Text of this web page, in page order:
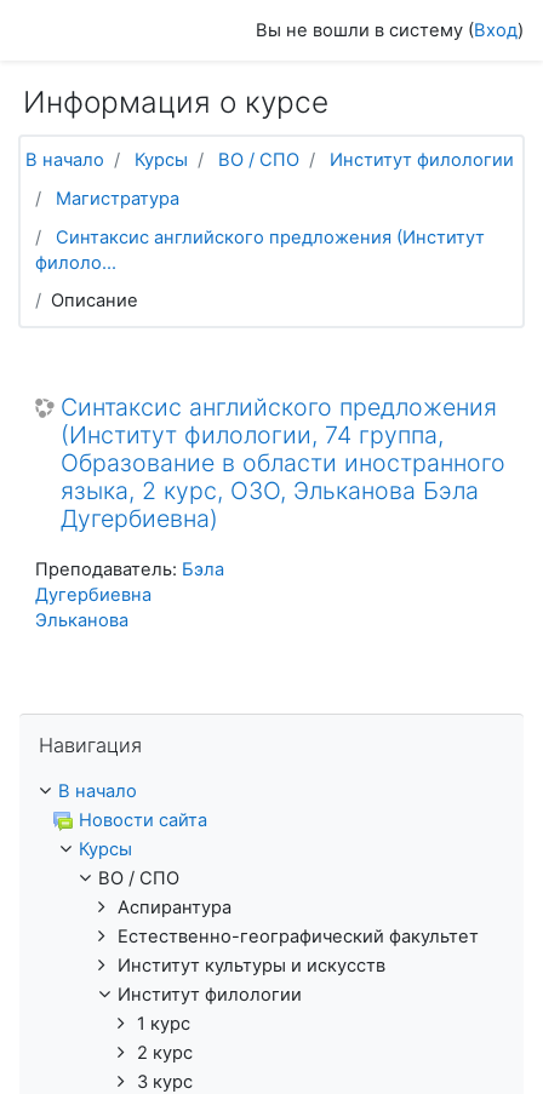
Вы не вошли в систему (Вход)
Информация о курсе
В начало Курсы ВО / СПО
Институт филологии
Магистратура
Синтаксис английского предложения (Институт
филоло...
Описание
Синтаксис английского предложения
(Институт филологии, 74 группа,
Образование в области иностранного
языка, 2 курс, ОЗО, Эльканова Бэла
Дугербиевна)
Преподаватель: Бэла
Дугербиевна
Эльканова
Навигация
В начало
Новости сайта
Курсы
ВО / СПО
Аспирантура
Естественно-географический факультет
Институт культуры и искусств
Институт филологии
1 курс
2 курс
3 курс